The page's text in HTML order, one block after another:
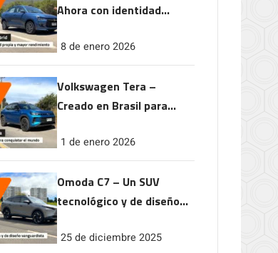
Ahora con identidad
rendimiento
8 de enero 2026
Volkswagen Tera –
Creado en Brasil para
1 de enero 2026
Omoda C7 – Un SUV
tecnológico y de diseño
25 de diciembre 2025